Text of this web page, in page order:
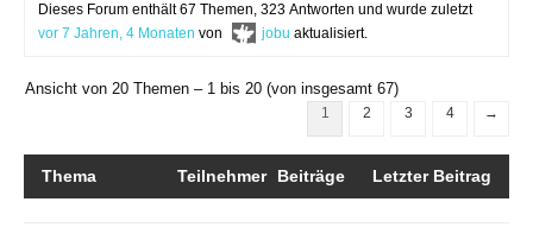
Dieses Forum enthält 67 Themen, 323 Antworten und wurde zuletzt
vor 7 Jahren, 4 Monaten von jobu aktualisiert.
Ansicht von 20 Themen – 1 bis 20 (von insgesamt 67)
1 2 3 4 →
Thema Teilnehmer Beiträge Letzter Beitrag